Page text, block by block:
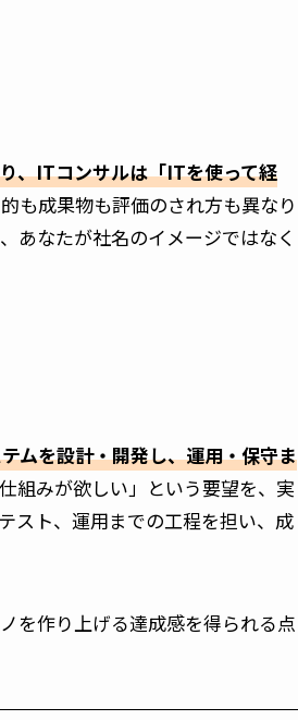
、ITコンサルは「ITを使って経
も成果物も評価のされ方も異なり
あなたが社名のイメージではなく
ムを設計・開発し、運用・保守ま
組みが欲しい」という要望を、実
スト、運用までの工程を担い、成
を作り上げる達成感を得られる点